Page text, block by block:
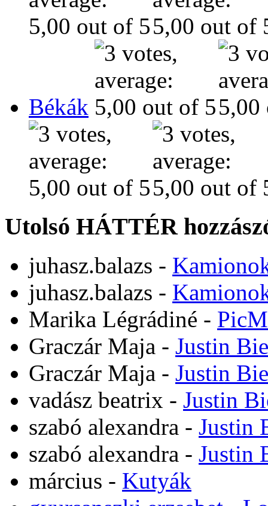
Békák
Utolsó HÁTTÉR
juhasz.balazs -
juhasz.balazs -
Marika Légrádiné -
Graczár Maja - Justin
Graczár Maja - Justin
vadász beatrix - Justin
szabó alexandra - Justin
szabó alexandra - Justin
március - Kutyák